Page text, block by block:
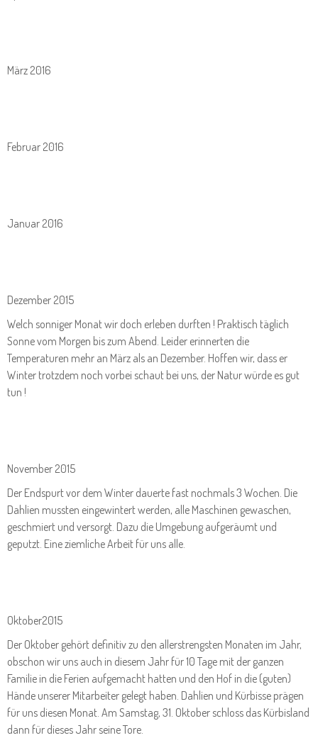
März 2016
Februar 2016
Januar 2016
Dezember 2015
Welch sonniger Monat wir doch erleben durften ! Praktisch täglich
Sonne vom Morgen bis zum Abend. Leider erinnerten die
Temperaturen mehr an März als an Dezember. Hoffen wir, dass er
Winter trotzdem noch vorbei schaut bei uns, der Natur würde es gut
tun !
November 2015
Der Endspurt vor dem Winter dauerte fast nochmals 3 Wochen. Die
Dahlien mussten eingewintert werden, alle Maschinen gewaschen,
geschmiert und versorgt. Dazu die Umgebung aufgeräumt und
geputzt. Eine ziemliche Arbeit für uns alle.
Oktober2015
Der Oktober gehört definitiv zu den allerstrengsten Monaten im Jahr,
obschon wir uns auch in diesem Jahr für 10 Tage mit der ganzen
Familie in die Ferien aufgemacht hatten und den Hof in die (guten)
Hände unserer Mitarbeiter gelegt haben. Dahlien und Kürbisse prägen
für uns diesen Monat. Am Samstag, 31. Oktober schloss das Kürbisland
dann für dieses Jahr seine Tore.